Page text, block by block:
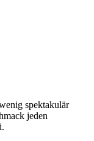
spektakulär
jeden